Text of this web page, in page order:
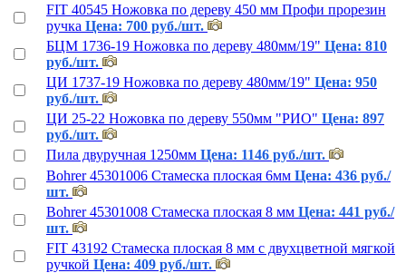
FIT 40545 Ножовка по дереву 450 мм Профи прорезин
ручка Цена: 700 руб./шт.
БЦМ 1736-19 Ножовка по дереву 480мм/19" Цена: 810
руб./шт.
ЦИ 1737-19 Ножовка по дереву 480мм/19" Цена: 950
руб./шт.
ЦИ 25-22 Ножовка по дереву 550мм "РИО" Цена: 897
руб./шт.
Пила двуручная 1250мм Цена: 1146 руб./шт.
Bohrer 45301006 Стамеска плоская 6мм Цена: 436 руб./
шт.
Bohrer 45301008 Стамеска плоская 8 мм Цена: 441 руб./
шт.
FIT 43192 Стамеска плоская 8 мм с двухцветной мягкой
ручкой Цена: 409 руб./шт.